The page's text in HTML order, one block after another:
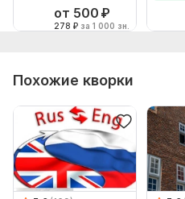
от 500 ₽
278 ₽ за 1 000 зн.
Похожие кворки